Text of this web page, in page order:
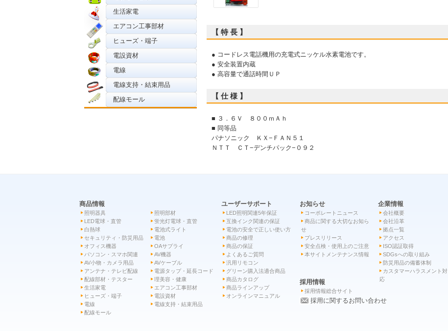
生活家電
エアコン工事部材
ヒューズ・端子
電設資材
電線
電線支持・結束用品
配線モール
【 特 長 】
● コードレス電話機用の充電式ニッケル水素電池です。
● 安全装置内蔵
● 高容量で通話時間ＵＰ
【 仕 様 】
■ ３．６Ｖ ８００ｍＡｈ
■ 同等品
パナソニック ＫＸ−ＦＡＮ５１
ＮＴＴ ＣＴ−デンチパック−０９２
商品情報
照明器具
照明部材
LED電球・直管
蛍光灯電球・直管
白熱球
電池式ライト
セキュリティ・防災用品
電池
オフィス機器
OAサプライ
パソコン・スマホ関連
AV機器
AV小物・カメラ用品
AVケーブル
アンテナ・テレビ配線
電源タップ・延長コード
配線部材・テスター
理美容・健康
生活家電
エアコン工事部材
ヒューズ・端子
電設資材
電線
電線支持・結束用品
配線モール
ユーザーサポート
LED照明関連5年保証
互換インク関連の保証
電池の安全で正しい使い方
商品の修理
商品の保証
よくあるご質問
汎用リモコン
グリーン購入法適合商品
商品カタログ
商品ラインアップ
オンラインマニュアル
お知らせ
コーポレートニュース
商品に関する大切なお知ら
せ
プレスリリース
安全点検・使用上のご注意
本サイトメンテナンス情報
企業情報
会社概要
会社沿革
拠点一覧
アクセス
ISO認証取得
SDGsへの取り組み
防災用品の備蓄体制
カスタマーハラスメント対
応
採用情報
採用情報総合サイト
採用に関するお問い合わせ